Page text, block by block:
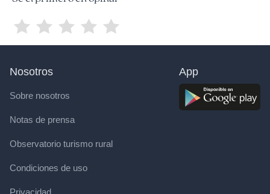
Nosotros
Sobre nosotros
Notas de prensa
Observatorio turismo rural
Condiciones de uso
Privacidad
App